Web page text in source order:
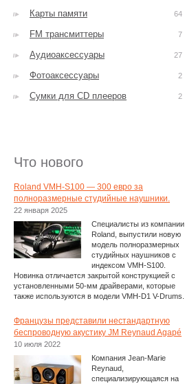
Карты памяти 64
FM трансмиттеры 7
Аудиоаксессуары 27
Фотоаксессуары 2
Сумки для CD плееров 2
Что нового
Roland VMH-S100 — 300 евро за
полноразмерные студийные наушники.
22 января 2025
Специалисты из компании
Roland, выпустили новую
модель полноразмерных
студийных наушников с
индексом VMH-S100.
Новинка отличается закрытой конструкцией с
установленными 50-мм драйверами, которые
также используются в модели VMH-D1 V-Drums.
Французы представили нестандартную
беспроводную акустику JM Reynaud Agapé
10 июля 2022
Компания Jean-Marie
Reynaud,
специализирующаяся на